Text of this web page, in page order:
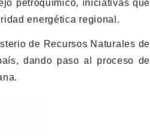
petroquímico, iniciativas que
energética regional.
de Recursos Naturales de
dando paso al proceso de